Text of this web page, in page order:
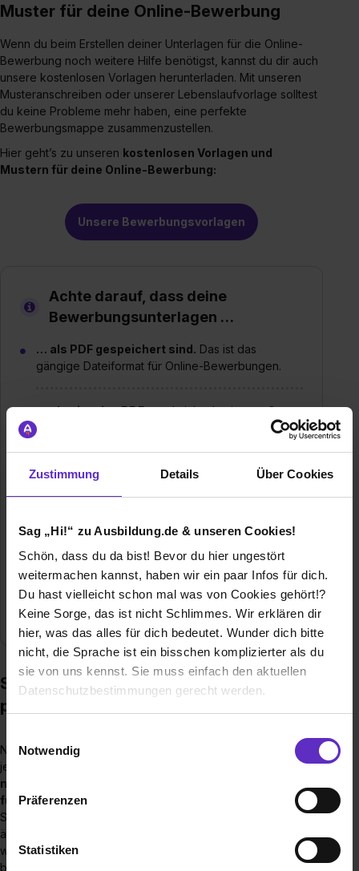
Zustimmung Details Über Cookies
Sag „Hi!“ zu Ausbildung.de & unseren Cookies!
Schön, dass du da bist! Bevor du hier ungestört
weitermachen kannst, haben wir ein paar Infos für dich.
Du hast vielleicht schon mal was von Cookies gehört!?
Keine Sorge, das ist nicht Schlimmes. Wir erklären dir
hier, was das alles für dich bedeutet. Wunder dich bitte
nicht, die Sprache ist ein bisschen komplizierter als du
sie von uns kennst. Sie muss einfach den aktuellen
Datenschutzbestimmungen gerecht werden.
Benutzung der Webseite getroffenen Einstellungen zu
Webseite zu analysieren („Statistiken“), um
Informationen zu deiner Verwendung unserer Website an
Notwendig
Präferenzen
Statistiken
Muster für deine Online-Bewerbung
Wenn du beim Erstellen deiner Unterlagen für die Online-
Bewerbung noch weitere Hilfe benötigst, kannst du dir auch
unsere kostenlosen Vorlagen herunterladen. Mit unseren
Musteranschreiben oder unserer Lebenslaufvorlage solltest
du keine Probleme mehr haben, eine perfekte
Bewerbungsmappe zusammenzustellen.
Hier geht’s zu unseren kostenlosen Vorlagen und
Mustern für deine Online-Bewerbung:
Unsere Bewerbungsvorlagen
Achte darauf, dass deine
Bewerbungsunterlagen …
… als PDF gespeichert sind. Das ist das
gängige Dateiformat für Online-Bewerbungen.
… als einzelne PDFsund nicht als eine große
Datei gespeichert sind. Du musst Anschreiben,
Lebenslauf und Zeugnisse getrennt voneinander
MB.
…einen klaren und professionellen
Dateinamen haben.Zum Beispiel:
„Max_Mustermann_Lebenslauf.pdf“
Schritt für Schritt: Anleitung für die
perfekte Online-Bewerbung
Noch eine Sache, bevor wir loslegen: Natürlich ist nicht
jedes Bewerberportal genau gleich aufgebaut. Es wird also
nicht jedes Detail aus unserer Erklärung auch exakt so
für deine Online-Bewerbung zutreffen
Schritte laufen aber immer gleich oder zumindest sehr
ähnlich ab. Wenn du die folgenden Abschnitte gelesen hast,
wirst du daher keine Probleme haben, dich online zu
bewerben. Versprochen!